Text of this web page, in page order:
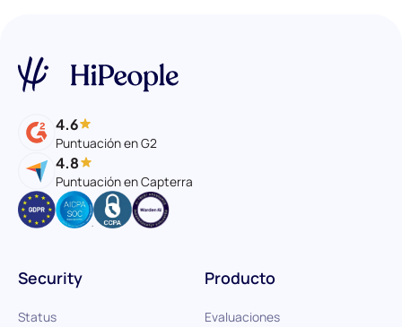
4.6
Puntuación en G2
4.8
Puntuación en Capterra
Producto
Evaluaciones
Security
Status